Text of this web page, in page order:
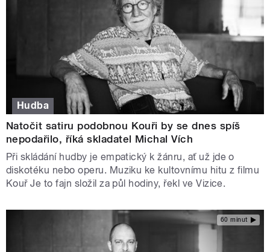
Hudba
Natočit satiru podobnou Kouři by se dnes spíš
nepodařilo, říká skladatel Michal Vích
Při skládání hudby je empatický k žánru, ať už jde o
diskotéku nebo operu. Muziku ke kultovnímu hitu z filmu
Kouř Je to fajn složil za půl hodiny, řekl ve Vizice.
60 minut